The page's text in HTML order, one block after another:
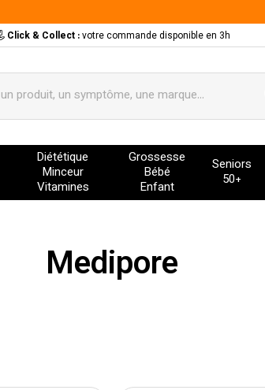
Click & Collect :votre commande disponible en 3h
Diététique
Minceur
Vitamines
Grossesse
Bébé
Enfant
Seniors
50+
Medipore